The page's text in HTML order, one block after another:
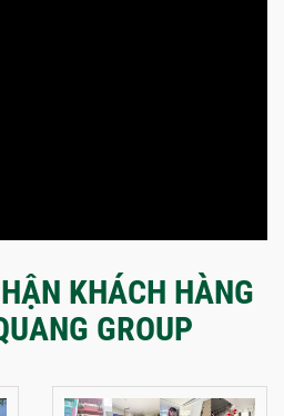
KHÁCH HÀNG
GROUP